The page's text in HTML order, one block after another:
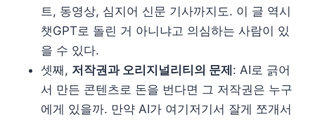
트, 동영상, 심지어 신문 기사까지도. 이 글 역시
챗GPT로 돌린 거 아니냐고 의심하는 사람이 있
을 수 있다.
셋째, 저작권과 오리지널리티의 문제 : AI로 긁어
서 만든 콘텐츠로 돈을 번다면 그 저작권은 누구
에게 있을까. 만약 AI가 여기저기서 잘게 쪼개서